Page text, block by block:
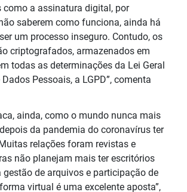
como a assinatura digital, por
saberem como funciona, ainda há
um processo inseguro. Contudo, os
criptografados, armazenados em
todas as determinações da Lei Geral
Pessoais, a LGPD”, comenta
ainda, como o mundo nunca mais
da pandemia do coronavírus ter
relações foram revistas e
não planejam mais ter escritórios
de arquivos e participação de
virtual é uma excelente aposta”,